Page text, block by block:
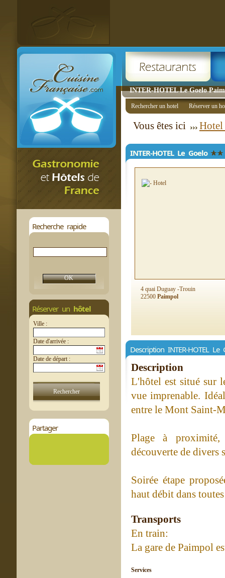
INTER-HOTEL Le Goelo
Recherche rapide
Réserver un hôtel
Ville :
Date d'arrivée :
Date de départ :
Partager
Rechercher un hotel Réserver un
Vous êtes ici Hotel
INTER-HOTEL Le Goelo
4 quai Duguay -Trouin
22500 Paimpol
Description INTER-HOTEL Le
Description
L'hôtel est situé sur
vue imprenable.
entre le Mont Saint-
Plage à proximité,
découverte de divers
Soirée étape
haut débit dans
Transports
En train:
La gare de Paimpol
Services